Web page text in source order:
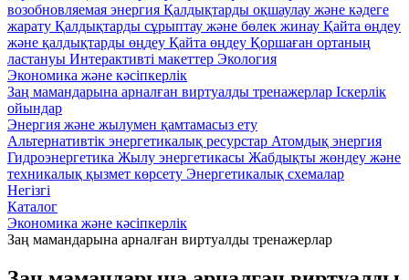
возобновляемая энергия Қалдықтарды оқшаулау және кәдеге
жарату Қалдықтарды сұрыптау және бөлек жинау Қайта өңдеу
және қалдықтарды өңдеу Қайта өңдеу Қоршаған ортаның
ластануы Интерактивті макеттер Экология
Экономика және кәсіпкерлік
Заң мамандарына арналған виртуалды тренажерлар Iскерлік
ойындар
Энергия және жылумен қамтамасыз ету
Альтернативтік энергетикалық ресурстар Атомдық энергия
Гидроэнергетика Жылу энергетикасы Жабдықты жөндеу және
техникалық қызмет көрсету Энергетикалық схемалар
Негізгі
Каталог
Экономика және кәсіпкерлік
Заң мамандарына арналған виртуалды тренажерлар